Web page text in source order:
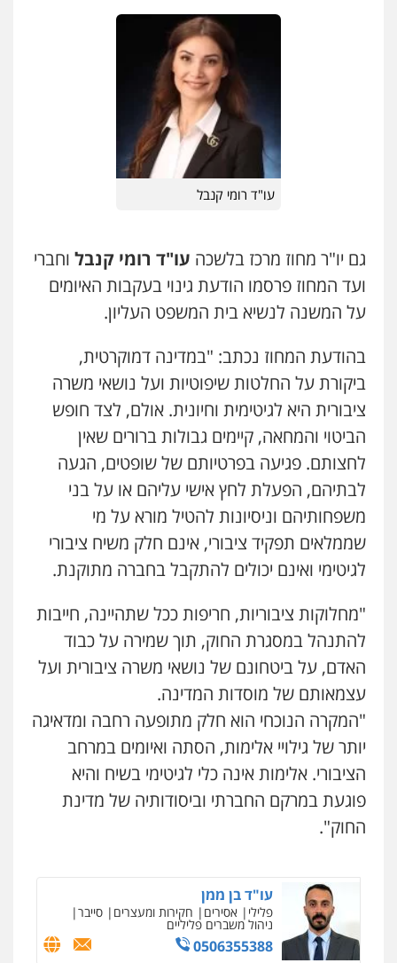
עו"ד רומי קנבל
גם יו"ר מחוז מרכז בלשכה עו"ד רומי קנבל וחברי
ועד המחוז פרסמו הודעת גינוי בעקבות האיומים
על המשנה לנשיא בית המשפט העליון.
בהודעת המחוז נכתב: "במדינה דמוקרטית,
ביקורת על החלטות שיפוטיות ועל נושאי משרה
ציבורית היא לגיטימית וחיונית. אולם, לצד חופש
הביטוי והמחאה, קיימים גבולות ברורים שאין
לחצותם. פגיעה בפרטיותם של שופטים, הגעה
לבתיהם, הפעלת לחץ אישי עליהם או על בני
משפחותיהם וניסיונות להטיל מורא על מי
שממלאים תפקיד ציבורי, אינם חלק משיח ציבורי
לגיטימי ואינם יכולים להתקבל בחברה מתוקנת.
"מחלוקות ציבוריות, חריפות ככל שתהיינה, חייבות
להתנהל במסגרת החוק, תוך שמירה על כבוד
האדם, על ביטחונם של נושאי משרה ציבורית ועל
עצמאותם של מוסדות המדינה.
"המקרה הנוכחי הוא חלק מתופעה רחבה ומדאיגה
יותר של גילויי אלימות, הסתה ואיומים במרחב
הציבורי. אלימות אינה כלי לגיטימי בשיח והיא
פוגעת במרקם החברתי וביסודותיה של מדינת
החוק".
0506216813
שחר לדובסקי, עו"ד
מעצרים וחקירות
דין לענייני אסירים
0507913332
עו"ד מירב נוסבוים
פלילי מעצרים וחקירות
עו"ד נעם שביט
פלילי פשיעה חמורה מיסים הלבנת הון
פסיכיאטריה משפטית
עו"ד רונן בנדל
משפט פלילי פשיעה חמורה פלילי
0524282442
עו"ד פיני פישלר
פלילי תעבורה מח"ש אזרחי כלכלי
0505234000
פלילי צווארון לבן כלכלי פשיעה כלכלית
בינלאומי הליכי הסגרה
עו"ד (רו"ח) יואב ציוני
עבירות מס הלבנת הון שומות וערעורי מס
0505430819
מצגר ושות', חברת עורכי דין
נדל"ן / עסקים משפחה תעבורה כלכלי
עו"ד בן ממן
פלילי אסירים חקירות ומעצרים סייבר
ניהול משברים פליליים
0506355388